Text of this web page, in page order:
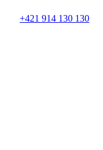
+421 914 130 130